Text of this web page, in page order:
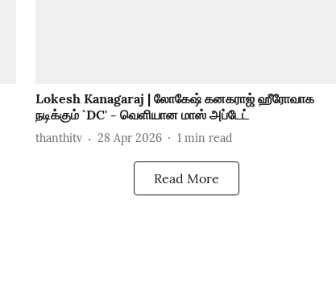
Lokesh Kanagaraj | லோகேஷ் கனகராஜ் ஹீரோவாக
நடிக்கும் `DC' - வெளியான மாஸ் அப்டேட்
thanthitv 28 Apr 2026 1 min read
Read More